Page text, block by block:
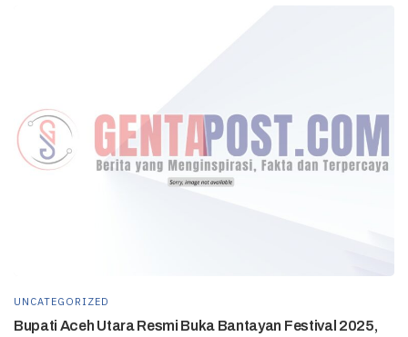
UNCATEGORIZED
Bupati Aceh Utara Resmi Buka Bantayan Festival 2025,